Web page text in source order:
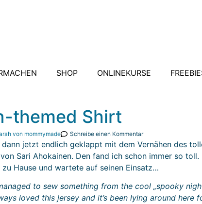
SHOP ONLINEKURSE
themed Shirt
von mommymade Schreibe einen Kommentar
dann jetzt endlich geklappt mit dem Vernähen des
Sari Ahokainen. Den fand ich schon immer so
Hause und wartete auf seinen Einsatz…
to sew something from the cool „spooky
loved this jersey and it’s been lying around here